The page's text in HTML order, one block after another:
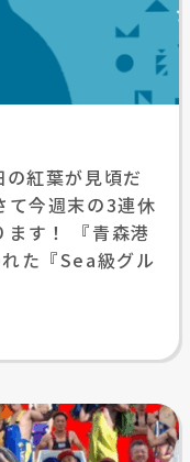
紅葉が見頃だ
て今週末の3連休
ます！ 『青森港
た『Sea級グル